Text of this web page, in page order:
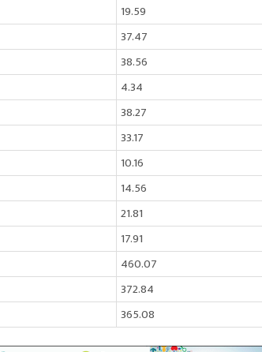
19.59
37.47
38.56
4.34
38.27
33.17
10.16
14.56
21.81
17.91
460.07
372.84
365.08